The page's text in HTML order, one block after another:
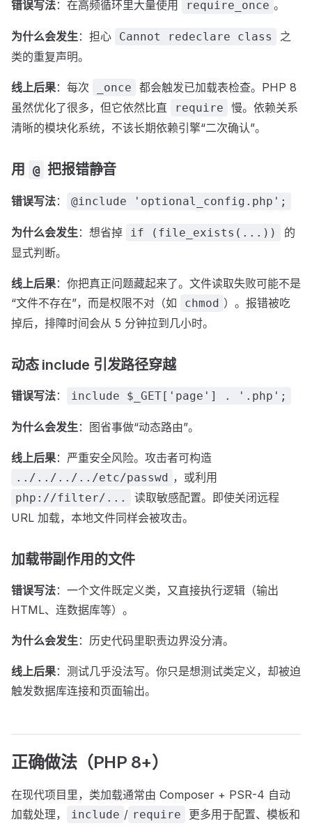
错误写法：在高频循环里大量使用 require_once 。
为什么会发生：担心 Cannot redeclare class
之
类的重复声明。
线上后果：每次 _once
都会触发已加载表检查。PHP 8
虽然优化了很多，但它依然比直
require
慢。依赖关系
清晰的模块化系统，不该长期依赖引擎“二次确认”。
用 @ 把报错静音
错误写法： @include 'optional_config.php';
为什么会发生：想省掉 if (file_exists(...))
的
显式判断。
线上后果：你把真正问题藏起来了。文件读取失败可能不是
“文件不存在”，而是权限不对（如
chmod ）。报错被吃
掉后，排障时间会从 5 分钟拉到几小时。
动态 include 引发路径穿越
错误写法： include $_GET['page'] . '.php';
为什么会发生：图省事做“动态路由”。
线上后果：严重安全风险。攻击者可构造
../../../../etc/passwd ，或利用
php://filter/...
读取敏感配置。即使关闭远程
URL 加载，本地文件同样会被攻击。
加载带副作用的文件
错误写法：一个文件既定义类，又直接执行逻辑（输出
HTML、连数据库等）。
为什么会发生：历史代码里职责边界没分清。
线上后果：测试几乎没法写。你只是想测试类定义，却被迫
触发数据库连接和页面输出。
正确做法（PHP 8+）
在现代项目里，类加载通常由 Composer + PSR-4 自动
加载处理，
include / require
更多用于配置、模板和